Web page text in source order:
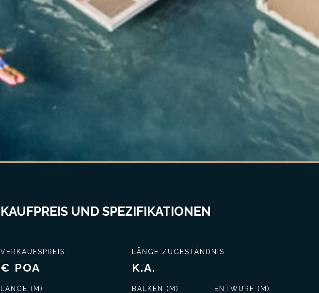
KAUFPREIS UND SPEZIFIKATIONEN
VERKAUFSPREIS
€ POA
LÄNGE (M)
LÄNGE ZUGESTÄNDNIS
K.A.
BALKEN (M) ENTWURF (M)